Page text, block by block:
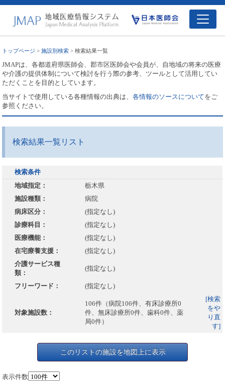
トップページ >施設別検索 > 検索結果一覧
JMAPは、各都道府県医師会、郡市区医師会や会員が、自地域の将来の医療
や介護の提供体制について検討を行う際の参考、ツールとして活用してい
ただくことを目的としています。
当サイトで使用している各種情報の出典は、各情報のソースについてをご
参照ください。
検索結果一覧リスト
検索条件
地域指定：
栃木県
施設種類：
病院
病床区分：
(指定なし)
診療科目：
(指定なし)
医療機能：
(指定なし)
在宅療養支援：
(指定なし)
介護サービス種
類：
(指定なし)
フリーワード： (指定なし)
対象施設数：
106件（病院106件、有床診療所0
件、無床診療所0件、歯科0件、薬
局0件）
[検索
をや
り直
す]
このリストの施設を地図上に表示
表示件数